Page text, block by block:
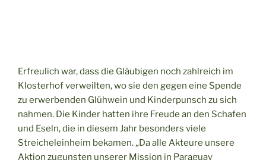
Erfreulich war, dass die Gläubigen noch zahlreich im
Klosterhof verweilten, wo sie den gegen eine Spende
zu erwerbenden Glühwein und Kinderpunsch zu sich
nahmen. Die Kinder hatten ihre Freude an den Schafen
und Eseln, die in diesem Jahr besonders viele
Streicheleinheim bekamen. „Da alle Akteure unsere
Aktion zugunsten unserer Mission in Paraguay